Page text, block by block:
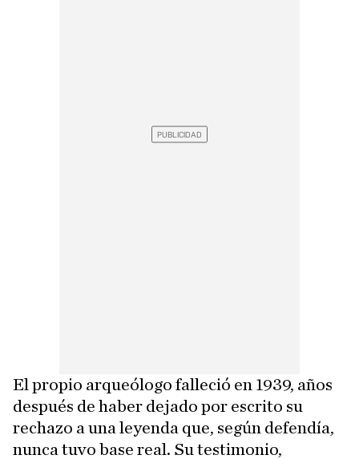
El propio arqueólogo falleció en 1939, años
después de haber dejado por escrito su
rechazo a una leyenda que, según defendía,
nunca tuvo base real. Su testimonio,